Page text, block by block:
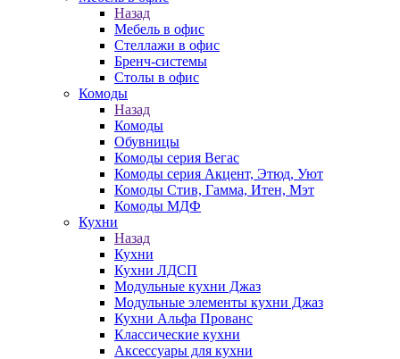
Назад
Мебель в офис
Стеллажи в офис
Бренч-системы
Столы в офис
Комоды
Назад
Комоды
Обувницы
Комоды серия Вегас
Комоды серия Акцент, Этюд, Уют
Комоды Стив, Гамма, Итен, Мэт
Комоды МДФ
Кухни
Назад
Кухни
Кухни ЛДСП
Модульные кухни Джаз
Модульные элементы кухни Джаз
Кухни Альфа Прованс
Классические кухни
Аксессуары для кухни